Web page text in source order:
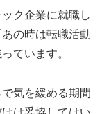
ク企業に就職し
の時は転職活動
ています。
気を緩める期間